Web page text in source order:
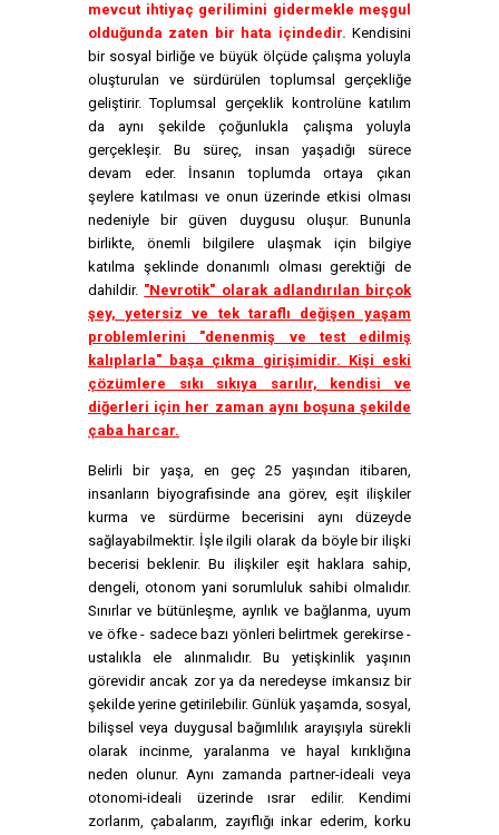
mevcut ihtiyaç gerilimini gidermekle meşgul
olduğunda zaten bir hata içindedir. Kendisini
bir sosyal birliğe ve büyük ölçüde çalışma yoluyla
oluşturulan ve sürdürülen toplumsal gerçekliğe
geliştirir. Toplumsal gerçeklik kontrolüne katılım
da aynı şekilde çoğunlukla çalışma yoluyla
gerçekleşir. Bu süreç, insan yaşadığı sürece
devam eder. İnsanın toplumda ortaya çıkan
şeylere katılması ve onun üzerinde etkisi olması
nedeniyle bir güven duygusu oluşur. Bununla
birlikte, önemli bilgilere ulaşmak için bilgiye
katılma şeklinde donanımlı olması gerektiği de
dahildir. "Nevrotik" olarak adlandırılan birçok
şey, yetersiz ve tek taraflı değişen yaşam
problemlerini "denenmiş ve test edilmiş
kalıplarla" başa çıkma girişimidir. Kişi eski
çözümlere sıkı sıkıya sarılır, kendisi ve
diğerleri için her zaman aynı boşuna şekilde
çaba harcar.
Belirli bir yaşa, en geç 25 yaşından itibaren,
insanların biyografisinde ana görev, eşit ilişkiler
kurma ve sürdürme becerisini aynı düzeyde
sağlayabilmektir. İşle ilgili olarak da böyle bir ilişki
becerisi beklenir. Bu ilişkiler eşit haklara sahip,
dengeli, otonom yani sorumluluk sahibi olmalıdır.
Sınırlar ve bütünleşme, ayrılık ve bağlanma, uyum
ve öfke - sadece bazı yönleri belirtmek gerekirse -
ustalıkla ele alınmalıdır. Bu yetişkinlik yaşının
görevidir ancak zor ya da neredeyse imkansız bir
şekilde yerine getirilebilir. Günlük yaşamda, sosyal,
bilişsel veya duygusal bağımlılık arayışıyla sürekli
olarak incinme, yaralanma ve hayal kırıklığına
neden olunur. Aynı zamanda partner-ideali veya
otonomi-ideali üzerinde ısrar edilir. Kendimi
zorlarım, çabalarım, zayıflığı inkar ederim, korku